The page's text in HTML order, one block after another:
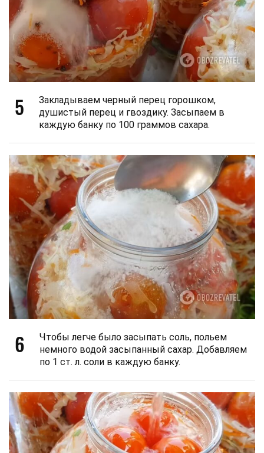
5
Закладываем черный перец горошком,
душистый перец и гвоздику. Засыпаем в
каждую банку по 100 граммов сахара.
6
Чтобы легче было засыпать соль, польем
немного водой засыпанный сахар. Добавляем
по 1 ст. л. соли в каждую банку.